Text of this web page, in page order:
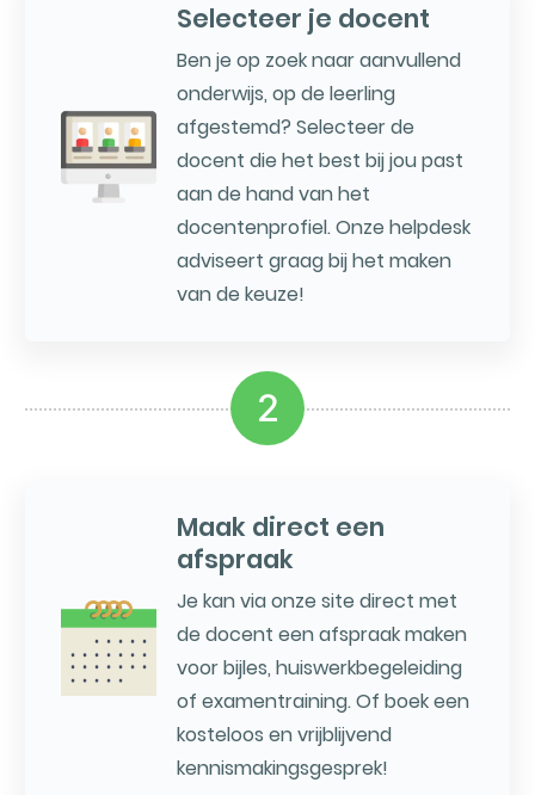
Selecteer je docent
Ben je op zoek naar aanvullend
onderwijs, op de leerling
afgestemd? Selecteer de
docent die het best bij jou past
aan de hand van het
docentenprofiel. Onze helpdesk
adviseert graag bij het maken
van de keuze!
2
Maak direct een
afspraak
Je kan via onze site direct met
de docent een afspraak maken
voor bijles, huiswerkbegeleiding
of examentraining. Of boek een
kosteloos en vrijblijvend
kennismakingsgesprek!